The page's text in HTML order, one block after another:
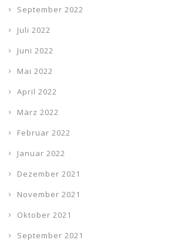
September 2022
Juli 2022
Juni 2022
Mai 2022
April 2022
März 2022
Februar 2022
Januar 2022
Dezember 2021
November 2021
Oktober 2021
September 2021